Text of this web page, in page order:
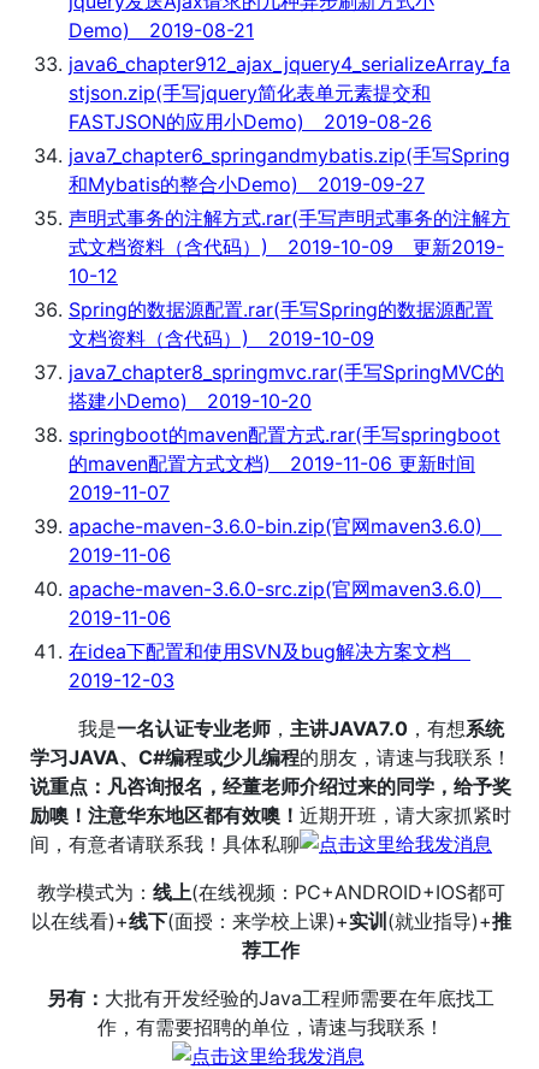
Demo) 2019-08-21
java6_chapter912_ajax_jquery4_serializeArray_fa
stjson.zip(手写jquery简化表单元素提交和
FASTJSON的应用小Demo) 2019-08-26
java7_chapter6_springandmybatis.zip(手写Spring
和Mybatis的整合小Demo) 2019-09-27
声明式事务的注解方式.rar(手写声明式事务的注解方
式文档资料（含代码）) 2019-10-09 更新2019-
10-12
Spring的数据源配置.rar(手写Spring的数据源配置
文档资料（含代码）) 2019-10-09
java7_chapter8_springmvc.rar(手写SpringMVC的
搭建小Demo) 2019-10-20
springboot的maven配置方式.rar(手写springboot
的maven配置方式文档) 2019-11-06 更新时间
2019-11-07
apache-maven-3.6.0-bin.zip(官网maven3.6.0)
2019-11-06
apache-maven-3.6.0-src.zip(官网maven3.6.0)
2019-11-06
在idea下配置和使用SVN及bug解决方案文档
2019-12-03
我是一名认证专业老师 ， 主讲JAVA7.0 ，有想系统
学习JAVA、C#编程或少儿编程的朋友，请速与我联系！
说重点：凡咨询报名，经董老师介绍过来的同学，给予奖
励噢！注意华东地区都有效噢！ 近期开班，请大家抓紧时
间，有意者请联系我！具体私聊
教学模式为 ： 线上(在线视频：PC+ANDROID+IOS都可
以在线看)+线下(面授：来学校上课)+实训(就业指导)+推
荐工作
另有： 大批有开发经验的Java工程师需要在年底找工
作，有需要招聘的单位，请速与我联系！